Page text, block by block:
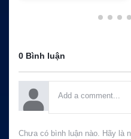
0 Bình luận
Chưa có bình luận nào. Hãy là